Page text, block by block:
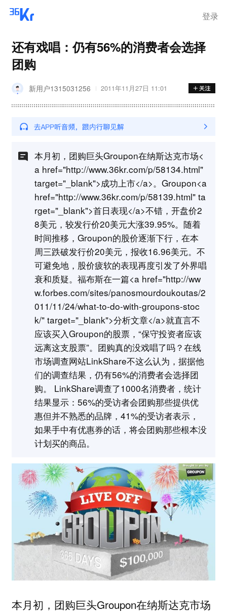
登录
还有戏唱：仍有56%的消费者会选择
团购
新用户1315031256 2011年11月27日 11:01
本月初，团购巨头Groupon在纳斯达克市场<
a href="http://www.36kr.com/p/58134.html"
target="_blank">成功上市</a>。Groupon<a
href="http://www.36kr.com/p/58139.html" ta
rget="_blank">首日表现</a>不错，开盘价2
8美元，较发行价20美元大涨39.95%。随着
时间推移，Groupon的股价逐渐下行，在本
周三跌破发行价20美元，报收16.96美元。不
可避免地，股价疲软的表现再度引发了外界唱
衰和质疑。福布斯在一篇<a href="http://ww
w.forbes.com/sites/panosmourdoukoutas/2
011/11/24/what-to-do-with-groupons-stoc
k/" target="_blank">分析文章</a>就直言不
应该买入Groupon的股票，“保守投资者应该
远离这支股票”。团购真的没戏唱了吗？在线
市场调查网站LinkShare不这么认为，据据他
们的调查结果，仍有56%的消费者会选择团
购。 LinkShare调查了1000名消费者，统计
结果显示：56%的受访者会团购那些提供优
惠但并不熟悉的品牌，41%的受访者表示，
如果手中有优惠券的话，将会团购那些根本没
计划买的商品。
本月初，团购巨头Groupon在纳斯达克市场